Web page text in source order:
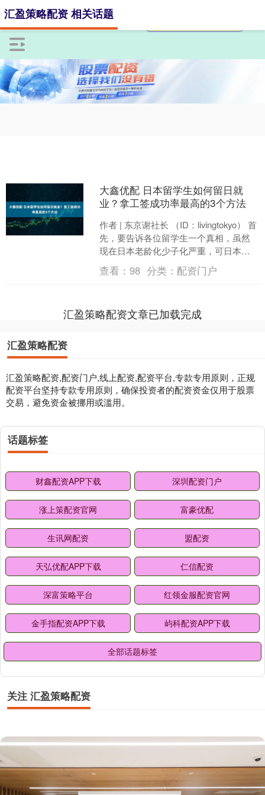
汇盈策略配资 相关话题
大鑫优配 日本留学生如何留日就
业？拿工签成功率最高的3个方法
作者 | 东京谢社长 （ID：livingtokyo） 首
先，要告诉各位留学生一个真相，虽然
现在日本老龄化少子化严重，可日本现
在的留学生政策，仍然还是“留钱不留....
查看：98 分类： 配资门户
汇盈策略配资文章已加载完成
汇盈策略配资
汇盈策略配资,配资门户,线上配资,配资平台,专款专用原则，正规
配资平台坚持专款专用原则，确保投资者的配资资金仅用于股票
交易，避免资金被挪用或滥用。
话题标签
财鑫配资APP下载 深圳配资门户
涨上策配资官网 富豪优配
生讯网配资 盟配资
天弘优配APP下载 仁信配资
深富策略平台 红领金服配资官网
金手指配资APP下载 屿科配资APP下载
全部话题标签
关注 汇盈策略配资